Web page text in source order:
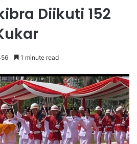
Diikuti 152
1 minute read